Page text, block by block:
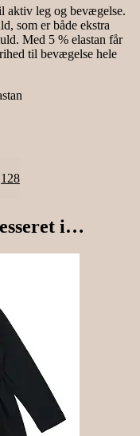
aktiv leg og bevægelse.
som er både ekstra
Med 5 % elastan får
til bevægelse hele
128
i…